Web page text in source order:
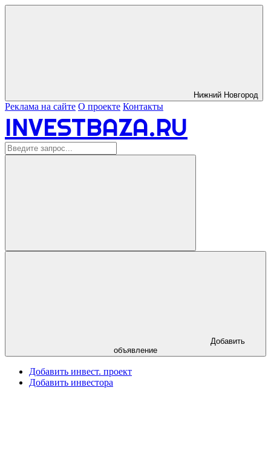
Нижний Новгород
Реклама на сайте О проекте Контакты
INVESTBAZA.RU
объявление
Добавить инвест. проект
Добавить инвестора